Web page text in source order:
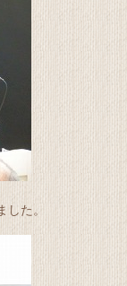
た。